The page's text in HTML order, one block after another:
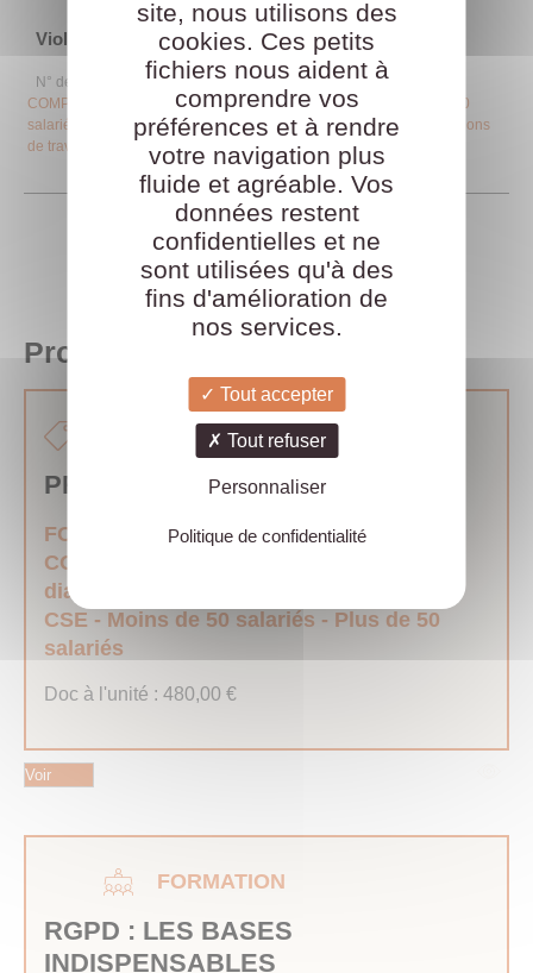
site, nous utilisons des
cookies. Ces petits
fichiers nous aident à
comprendre vos
préférences et à rendre
votre navigation plus
fluide et agréable. Vos
données restent
confidentielles et ne
sont utilisées qu'à des
fins d'amélioration de
nos services.
Tout accepter
Tout refuser
Personnaliser
Politique de confidentialité
Violences conjugales et impact au travail
N° de référence B0018 Catégories FORMATIONS MONTÉE EN
COMPÉTENCES
La vie du mandat,Le dialogue social
Moins de 50
salariés
Plus de 50 salariés,Prévention en santé, sécurité et conditions
de travail
FORMATION
Produits Similaires
À LA CARTE FORMATION
PRÉSIDER ET ANIMER LE CSE
FORMATIONS MONTÉE EN
COMPÉTENCES
dialogue social
CSE
Moins de 50 salariés
Plus de 50
salariés
Doc à l'unité : 480,00 €
Voir
FORMATION
RGPD : LES BASES
INDISPENSABLES